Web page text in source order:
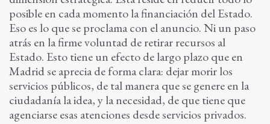
posible en cada momento la financiación del Estado.
Eso es lo que se proclama con el anuncio. Ni un paso
atrás en la firme voluntad de retirar recursos al
Estado. Esto tiene un efecto de largo plazo que en
Madrid se aprecia de forma clara: dejar morir los
servicios públicos, de tal manera que se genere en la
ciudadanía la idea, y la necesidad, de que tiene que
agenciarse esas atenciones desde servicios privados.